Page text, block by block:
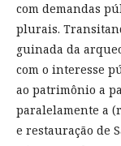
com demandas
plurais.
guinada da
com o interesse
ao patrimônio a
paralelamente a
e restauração de